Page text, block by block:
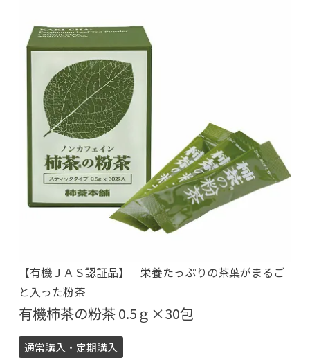
【有機ＪＡＳ認証品】 栄養たっぷりの茶葉がまるご
と入った粉茶
有機柿茶の粉茶 0.5ｇ×30包
通常購入・定期購入